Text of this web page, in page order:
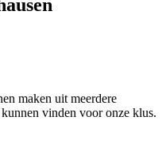
maken uit meerdere
vinden voor onze klus.